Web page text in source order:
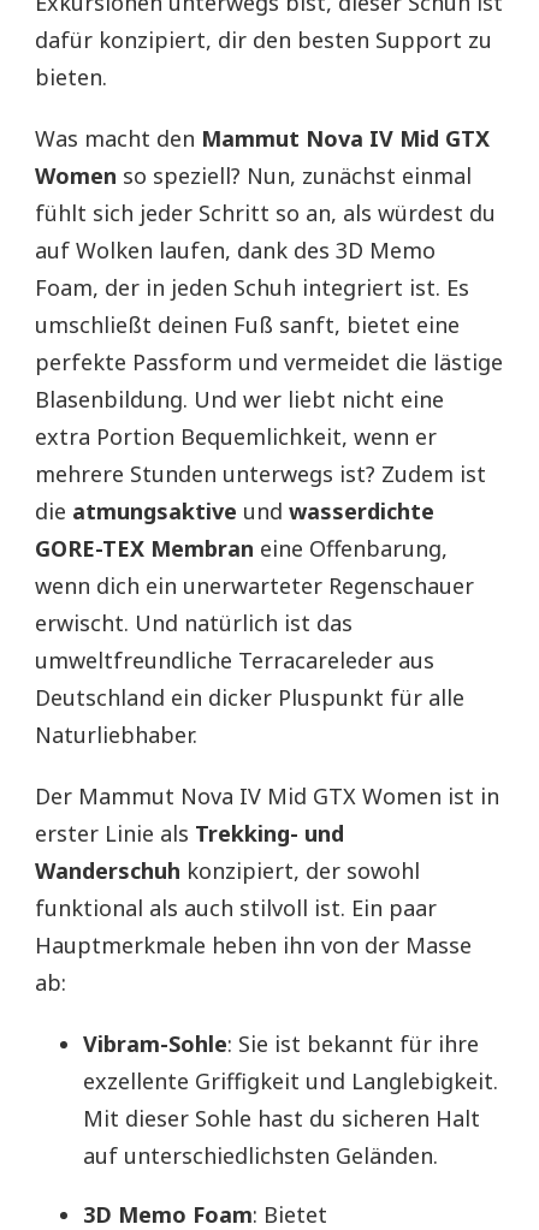
dafür konzipiert, dir den besten Support zu
bieten.
Was macht den Mammut Nova IV Mid GTX
Women so speziell? Nun, zunächst einmal
fühlt sich jeder Schritt so an, als würdest du
auf Wolken laufen, dank des 3D Memo
Foam, der in jeden Schuh integriert ist. Es
umschließt deinen Fuß sanft, bietet eine
perfekte Passform und vermeidet die lästige
Blasenbildung. Und wer liebt nicht eine
extra Portion Bequemlichkeit, wenn er
mehrere Stunden unterwegs ist? Zudem ist
die atmungsaktive und wasserdichte
GORE-TEX Membran eine Offenbarung,
wenn dich ein unerwarteter Regenschauer
erwischt. Und natürlich ist das
umweltfreundliche Terracareleder aus
Deutschland ein dicker Pluspunkt für alle
Naturliebhaber.
Der Mammut Nova IV Mid GTX Women ist in
erster Linie als Trekking- und
Wanderschuh konzipiert, der sowohl
funktional als auch stilvoll ist. Ein paar
Hauptmerkmale heben ihn von der Masse
ab:
Vibram-Sohle: Sie ist bekannt für ihre
exzellente Griffigkeit und Langlebigkeit.
Mit dieser Sohle hast du sicheren Halt
auf unterschiedlichsten Geländen.
3D Memo Foam: Bietet